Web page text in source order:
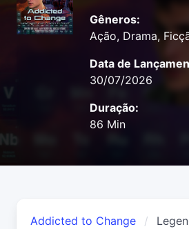
Gêneros:
Ação, Drama,
Data de
30/07/2026
Duração:
86 Min
Addicted to Change